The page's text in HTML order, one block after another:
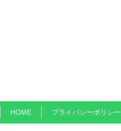
HOME プライバシーポリシー